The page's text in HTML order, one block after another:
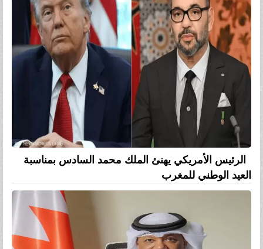
الرئيس الأمريكي يهنئ الملك محمد السادس بمناسبة
العيد الوطني للمغرب